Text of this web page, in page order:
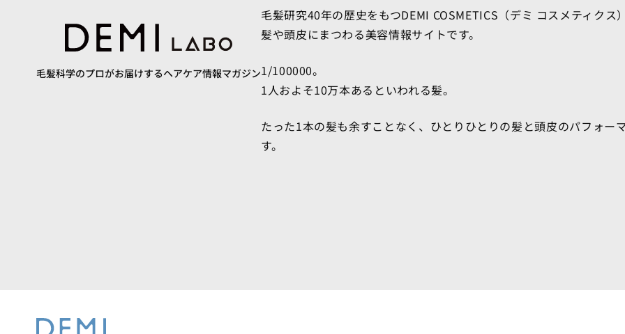
毛髪科学のプロがお届けするヘアケア情報マガジン
毛髪研究40年の歴史をもつDEMI COSMETICS（デミ コスメティクス
髪や頭皮にまつわる美容情報サイトです。
1/100000。
1人およそ10万本あるといわれる髪。
たった1本の髪も余すことなく、ひとりひとりの髪と頭皮のパフォー
す。